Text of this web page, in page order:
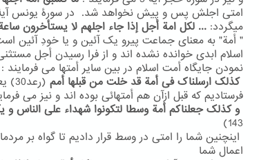
میگردد: ... لکل امة أجل إذا جاء اجلهم لا یستأخرون
" أمة" به معنای جماعت پیرو یک آئین و یا خودِ آئین
اسلام ابدی خوانده نشده اند و از فرا رسیدن أجل
نمودن جایگاه أمت اسلام در بین سایر أمتها می فرمایند :
کذلک ارسلناک فی أمة قد خلت من قبلها أمم
فرستادیم که قبل ازآن هم أمتهائی بوده اند و نیز می
و کذلک جعلناکم أمة وسطا لتکونوا شهداء علی الناس و
143)
اینچنین شما را امتی در وسط قرار دادیم تا گواه بر
اعمال شما